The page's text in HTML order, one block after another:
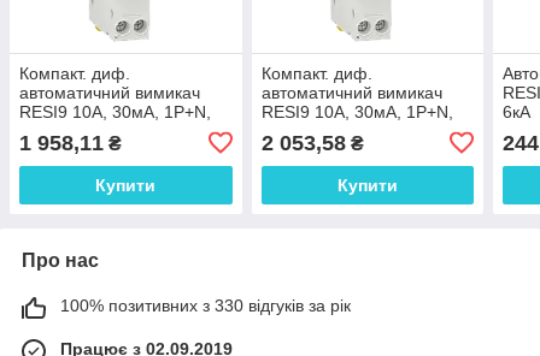
Компакт. диф.
автоматичний вимикач
RESI9 10А, 30мA, 1P+N,
1 958,11 ₴
Купити
Компакт. диф.
автоматичний вимикач
RESI9 10А, 30мA, 1P+N,
2 053,58₴
Купити
6кА
Про нас
100% позитивних з 330 відгуків за рік
Працює з 02.09.2019